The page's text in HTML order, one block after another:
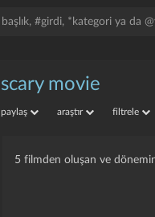
scary movie
paylaş araştır filtrele
5 filmden oluşan ve